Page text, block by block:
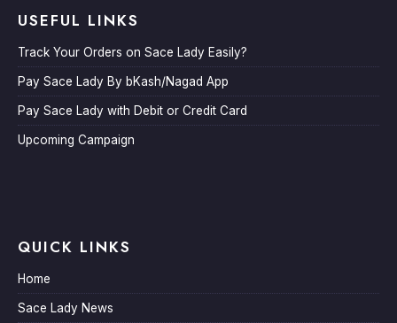
USEFUL LINKS
Track Your Orders on Sace Lady Easily?
Pay Sace Lady By bKash/Nagad App
Pay Sace Lady with Debit or Credit Card
Upcoming Campaign
QUICK LINKS
Home
Sace Lady News